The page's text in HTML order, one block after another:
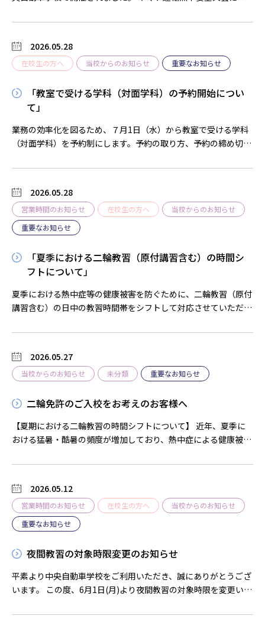
を第一に取り組まれていることに、改めて感謝申し上げます。 こ
まいりましょう。
2026.05.28
在校生の方へ 当校からのお知らせ 重要なお知らせ
「教室で受ける学科（対面学科）の予約開始につい
て」
業務の効率化を図るため、７月1日（水）から教室で受ける学科
（対面学科）を予約制にします。予約の取り方、予約の締め切り
の方にはご不便をおかけしますが、ご理解の程よろしくお願いし
教習課
2026.05.28
営業時間のお知らせ 在校生の方へ
当校からのお知らせ
重要なお知らせ
「夏季における二輪教習（原付講習含む）の時間シ
フトについて」
夏季における熱中症等の健康被害を防ぐために、二輪教習（原付
講習含む）の日中の教習時間帯をシフトして対応させていただき
す。
程よろしくお願いいたします。 期間
7月7日（火）～9月26日（土）の予
帯 5時限目～９時限目まで（12:30～
※ただし、この時間帯もシミュレーター教習は実施しま
す。 ※「短期コー
教習課
2026.05.27
当校からのお知らせ 未分類 重要なお知らせ
二輪免許のご入校をお考えのお客様へ
【夏期における二輪教習の時間シフトについて】 近年、夏季に
おける猛暑・酷暑の頻度が増加しており、熱中症による健康被害
しく高い日中時間帯において、教習の時間帯をシフトして対応い
（土）の予定 時間帯：5限目～9限目まで(12:30~17:20) ※ただ
し、この時間帯もシュミレーター教習は実施いたします。 ※な
お、これ以外の時間帯においては通常時より多めの予約枠を確保
いたします。 ■この期間、「短期コース」プランでご入校の方
で、予約の取得にお困りの方は事務所までご相談ください。 ■教
習生の皆様へお願い ・教習実施時はこまめな水分補給・適度の
休憩・涼しい服装を心がけてください。 ・体調が優れない場合
は、早めに指導員に申し出てください。
2026.05.12
営業時間のお知らせ 在校生の方へ
当校からのお知らせ
重要なお知らせ
夜間教習の対象時限変更のお知らせ
平素より中央自動車学校をご利用いただき、誠にありがとうござ
います。 この度、6月1日(月)より夜間教習の対象時限を変更いた
変更後：１２時限目（１９：４０～）のみ 以上の内容に変更と